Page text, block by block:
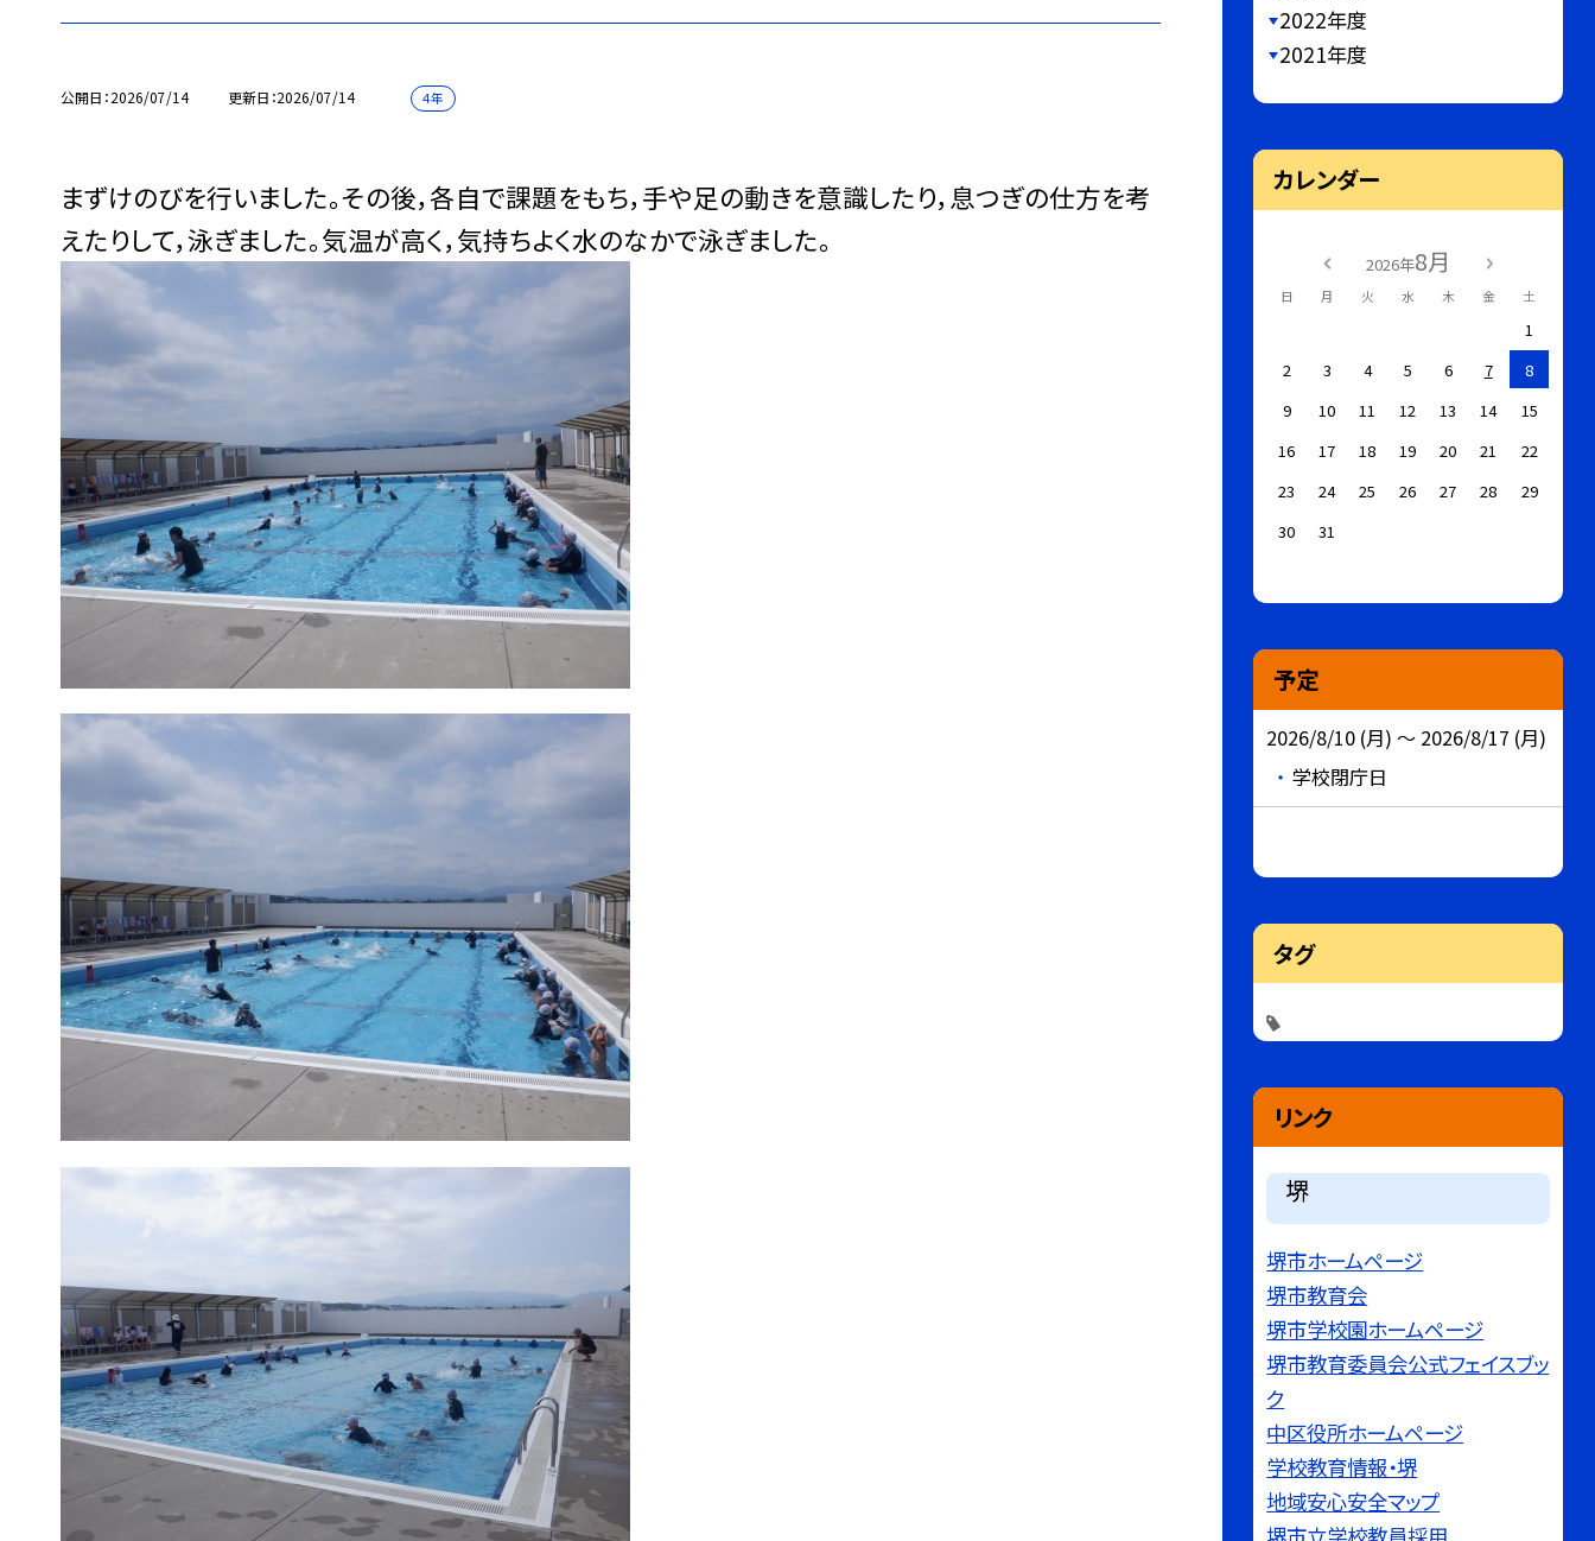
公開日 2026/07/14 更新日 2026/07/14 ４年
まずけのびを行いました。その後，各自で課題をもち，手や足の動きを意識したり，息つぎの仕方を考
えたりして，泳ぎました。気温が高く，気持ちよく水のなかで泳ぎました。
2022年度
2021年度
カレンダー
2026年8月
日 月 火 水 木 金 土
1
2
3 4 5 6 7
8
9
10 11 12 13 14
15
16
17 18 19 20 21
22
23
24 25 26 27 28
29
30
31
予定
2026/8/10 (月) ～ 2026/8/17 (月)
学校閉庁日
タグ
リンク
堺
堺市ホームページ
堺市教育会
堺市学校園ホームページ
堺市教育委員会公式フェイスブッ
ク
中区役所ホームページ
学校教育情報・堺
地域安心安全マップ